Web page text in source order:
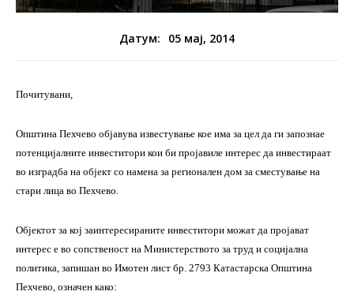
Датум: 05 мај, 2014
Почитувани,
Општина Пехчево објавува известување кое има за цел да ги запознае
потенцијалните инвеститори кои би пројавиле интерес да инвестираат
во изградба на објект со намена за регионален дом за сместување на
стари лица во Пехчево.
Објектот за кој заинтересираните инвеститори можат да пројават
интерес е во сопственост на Министерството за труд и социјална
политика, запишан во Имотен лист бр. 2793 Катастарска Општина
Пехчево, означен како: